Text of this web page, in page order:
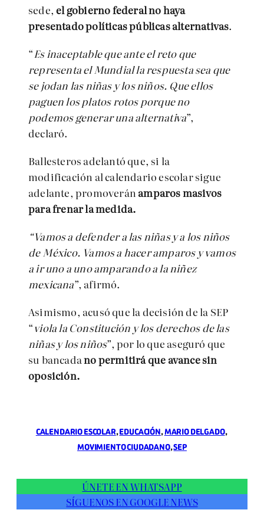
sede,el gobierno federal no haya
presentado políticas públicas alternativas.
“Es inaceptable que ante el reto que
representa el Mundial la respuesta sea que
se jodan las niñas y los niños. Que ellos
paguen los platos rotos porque no
podemos generar una alternativa”,
declaró.
Ballesteros adelantó que, si la
modificación al calendario escolar sigue
adelante, promoverán amparos masivos
para frenar la medida.
“Vamos a defender a las niñas y a los niños
de México. Vamos a hacer amparos y vamos
a ir uno a uno amparando a la niñez
mexicana”, afirmó.
Asimismo, acusó que la decisión de la SEP
“viola la Constitución y los derechos de las
niñas y los niños”, por lo que aseguró que
su bancadano permitirá que avance sin
oposición.
CALENDARIO ESCOLAR, EDUCACIÓN, MARIO DELGADO,
MOVIMIENTO CIUDADANO, SEP
ÚNETE EN WHATSAPP
SÍGUENOS EN GOOGLE NEWS